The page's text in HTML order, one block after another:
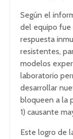
Según el
del equipo fue
respuesta
resistentes,
modelos
laboratorio
desarrollar
bloqueen a la
1) causante
Este logro de